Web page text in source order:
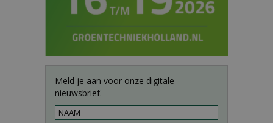
Meld je aan voor onze digitale
nieuwsbrief.